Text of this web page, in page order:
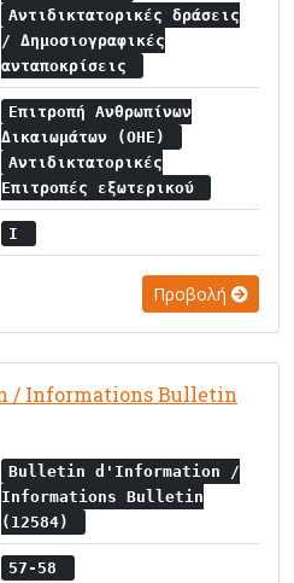
Αντιδικτατορικές δράσεις
/ Δημοσιογραφικές
ανταποκρίσεις
Επιτροπή Ανθρωπίνων
Δικαιωμάτων (ΟΗΕ)
Αντιδικτατορικές
Επιτροπές εξωτερικού
I
Προβολή
/ Informations Bulletin
Bulletin d'Information /
Informations Bulletin
(12584)
57-58